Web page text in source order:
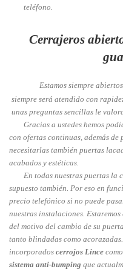
teléfono.
Cerrajeros
Estamos siempre
siempre será atendido con
unas preguntas sencillas le
Gracias a ustedes hemos
con ofertas continuas, además de
necesitarlas también puertas
acabados y estéticas.
En todas nuestras puertas la
supuesto también. Por eso en
precio telefónico si no puede
nuestras instalaciones.
del motivo del cambio de su
tanto blindadas como
incorporados cerrojos Lince
sistema anti-bumping que